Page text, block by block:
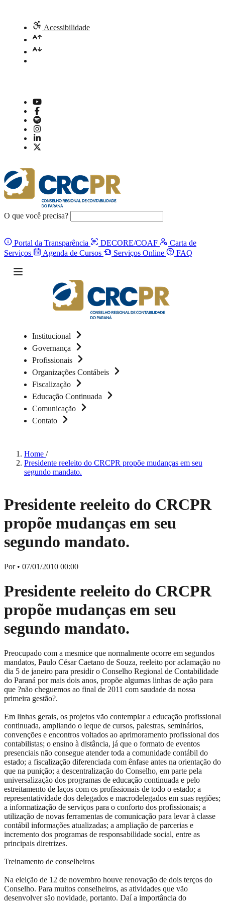
Acessibilidade
O que você precisa?
Portal da Transparência DECORE/COAF
Carta de
Serviços
Agenda de Cursos Serviços Online FAQ
Institucional
Governança
Profissionais
Organizações Contábeis
Fiscalização
Educação Continuada
Comunicação
Contato
Home /
Presidente reeleito do CRCPR propõe mudanças em seu
segundo mandato.
Presidente reeleito do CRCPR
propõe mudanças em seu
segundo mandato.
Por • 07/01/2010 00:00
Presidente reeleito do CRCPR
propõe mudanças em seu
segundo mandato.
Preocupado com a mesmice que normalmente ocorre em segundos
mandatos, Paulo César Caetano de Souza, reeleito por aclamação no
dia 5 de janeiro para presidir o Conselho Regional de Contabilidade
do Paraná por mais dois anos, propõe algumas linhas de ação para
que ?não cheguemos ao final de 2011 com saudade da nossa
primeira gestão?.
Em linhas gerais, os projetos vão contemplar a educação profissional
continuada, ampliando o leque de cursos, palestras, seminários,
convenções e encontros voltados ao aprimoramento profissional dos
contabilistas; o ensino à distância, já que o formato de eventos
presenciais não consegue atender toda a comunidade contábil do
estado; a fiscalização diferenciada com ênfase antes na orientação do
que na punição; a descentralização do Conselho, em parte pela
universalização dos programas de educação continuada e pelo
estreitamento de laços com os profissionais de todo o estado; a
representatividade dos delegados e macrodelegados em suas regiões;
a informatização de serviços para o conforto dos profissionais; a
utilização de novas ferramentas de comunicação para levar à classe
contábil informações atualizadas; a ampliação de parcerias e
incremento dos programas de responsabilidade social, entre as
principais diretrizes.
Treinamento de conselheiros
Na eleição de 12 de novembro houve renovação de dois terços do
Conselho. Para muitos conselheiros, as atividades que vão
desenvolver são novidade, portanto. Daí a importância do